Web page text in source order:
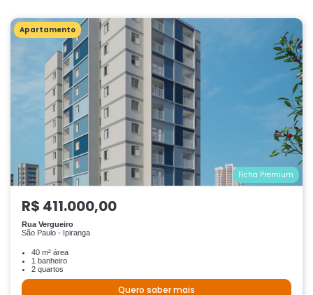
Apartamento
Ficha Premium
R$ 411.000,00
Rua Vergueiro
São Paulo - Ipiranga
40 m² área
1 banheiro
2 quartos
Quero saber mais